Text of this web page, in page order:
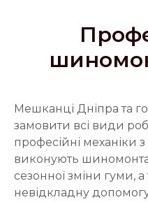
Мешканці Дніпра та
замовити всі види
професійні механіки
виконують
сезонної зміни гуми,
невідкладну